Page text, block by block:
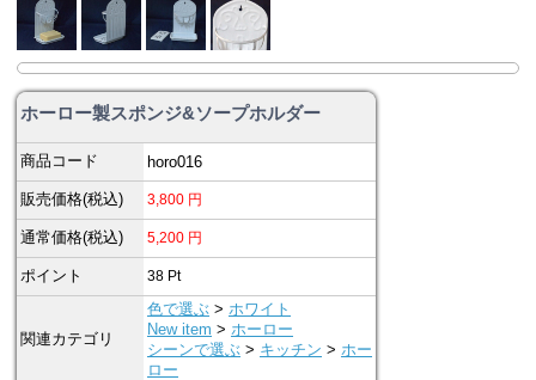
ホーロー製スポンジ&ソープホルダー
商品コード horo016
販売価格(税込) 3,800 円
通常価格(税込) 5,200 円
ポイント 38 Pt
関連カテゴリ
色で選ぶ > ホワイト
New item > ホーロー
シーンで選ぶ > キッチン > ホー
ロー